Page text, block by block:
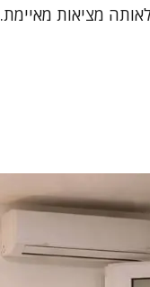
מציאות מאיימת.